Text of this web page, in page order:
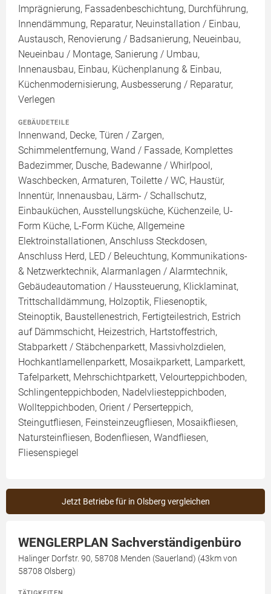
Imprägnierung, Fassadenbeschichtung, Durchführung,
Innendämmung, Reparatur, Neuinstallation / Einbau,
Austausch, Renovierung / Badsanierung, Neueinbau,
Neueinbau / Montage, Sanierung / Umbau,
Innenausbau, Einbau, Küchenplanung & Einbau,
Küchenmodernisierung, Ausbesserung / Reparatur,
Verlegen
GEBÄUDETEILE
Innenwand, Decke, Türen / Zargen,
Schimmelentfernung, Wand / Fassade, Komplettes
Badezimmer, Dusche, Badewanne / Whirlpool,
Waschbecken, Armaturen, Toilette / WC, Haustür,
Innentür, Innenausbau, Lärm- / Schallschutz,
Einbauküchen, Ausstellungsküche, Küchenzeile, U-
Form Küche, L-Form Küche, Allgemeine
Elektroinstallationen, Anschluss Steckdosen,
Anschluss Herd, LED / Beleuchtung, Kommunikations-
& Netzwerktechnik, Alarmanlagen / Alarmtechnik,
Gebäudeautomation / Haussteuerung, Klicklaminat,
Trittschalldämmung, Holzoptik, Fliesenoptik,
Steinoptik, Baustellenestrich, Fertigteilestrich, Estrich
auf Dämmschicht, Heizestrich, Hartstoffestrich,
Stabparkett / Stäbchenparkett, Massivholzdielen,
Hochkantlamellenparkett, Mosaikparkett, Lamparkett,
Tafelparkett, Mehrschichtparkett, Velourteppichboden,
Schlingenteppichboden, Nadelvliesteppichboden,
Wollteppichboden, Orient / Perserteppich,
Steingutfliesen, Feinsteinzeugfliesen, Mosaikfliesen,
Natursteinfliesen, Bodenfliesen, Wandfliesen,
Fliesenspiegel
Jetzt Betriebe für in Olsberg vergleichen
WENGLERPLAN Sachverständigenbüro
Halinger Dorfstr. 90, 58708 Menden (Sauerland) (43km von
58708 Olsberg)